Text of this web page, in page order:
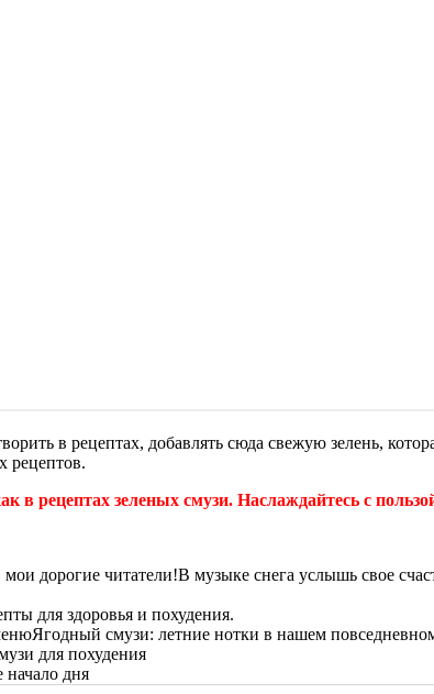
в рецептах, добавлять сюда свежую зелень,
рецептов.
в рецептах зеленых смузи. Наслаждайтесь с
В музыке снега услышь свое
для здоровья и похудения.
Ягодный смузи: летние нотки в нашем
для похудения
начало дня